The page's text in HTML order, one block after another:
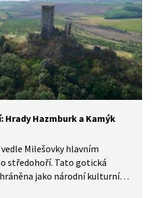
Hrady Hazmburk a Kamýk
Milešovky hlavním
středohoří. Tato gotická
jako národní kulturní